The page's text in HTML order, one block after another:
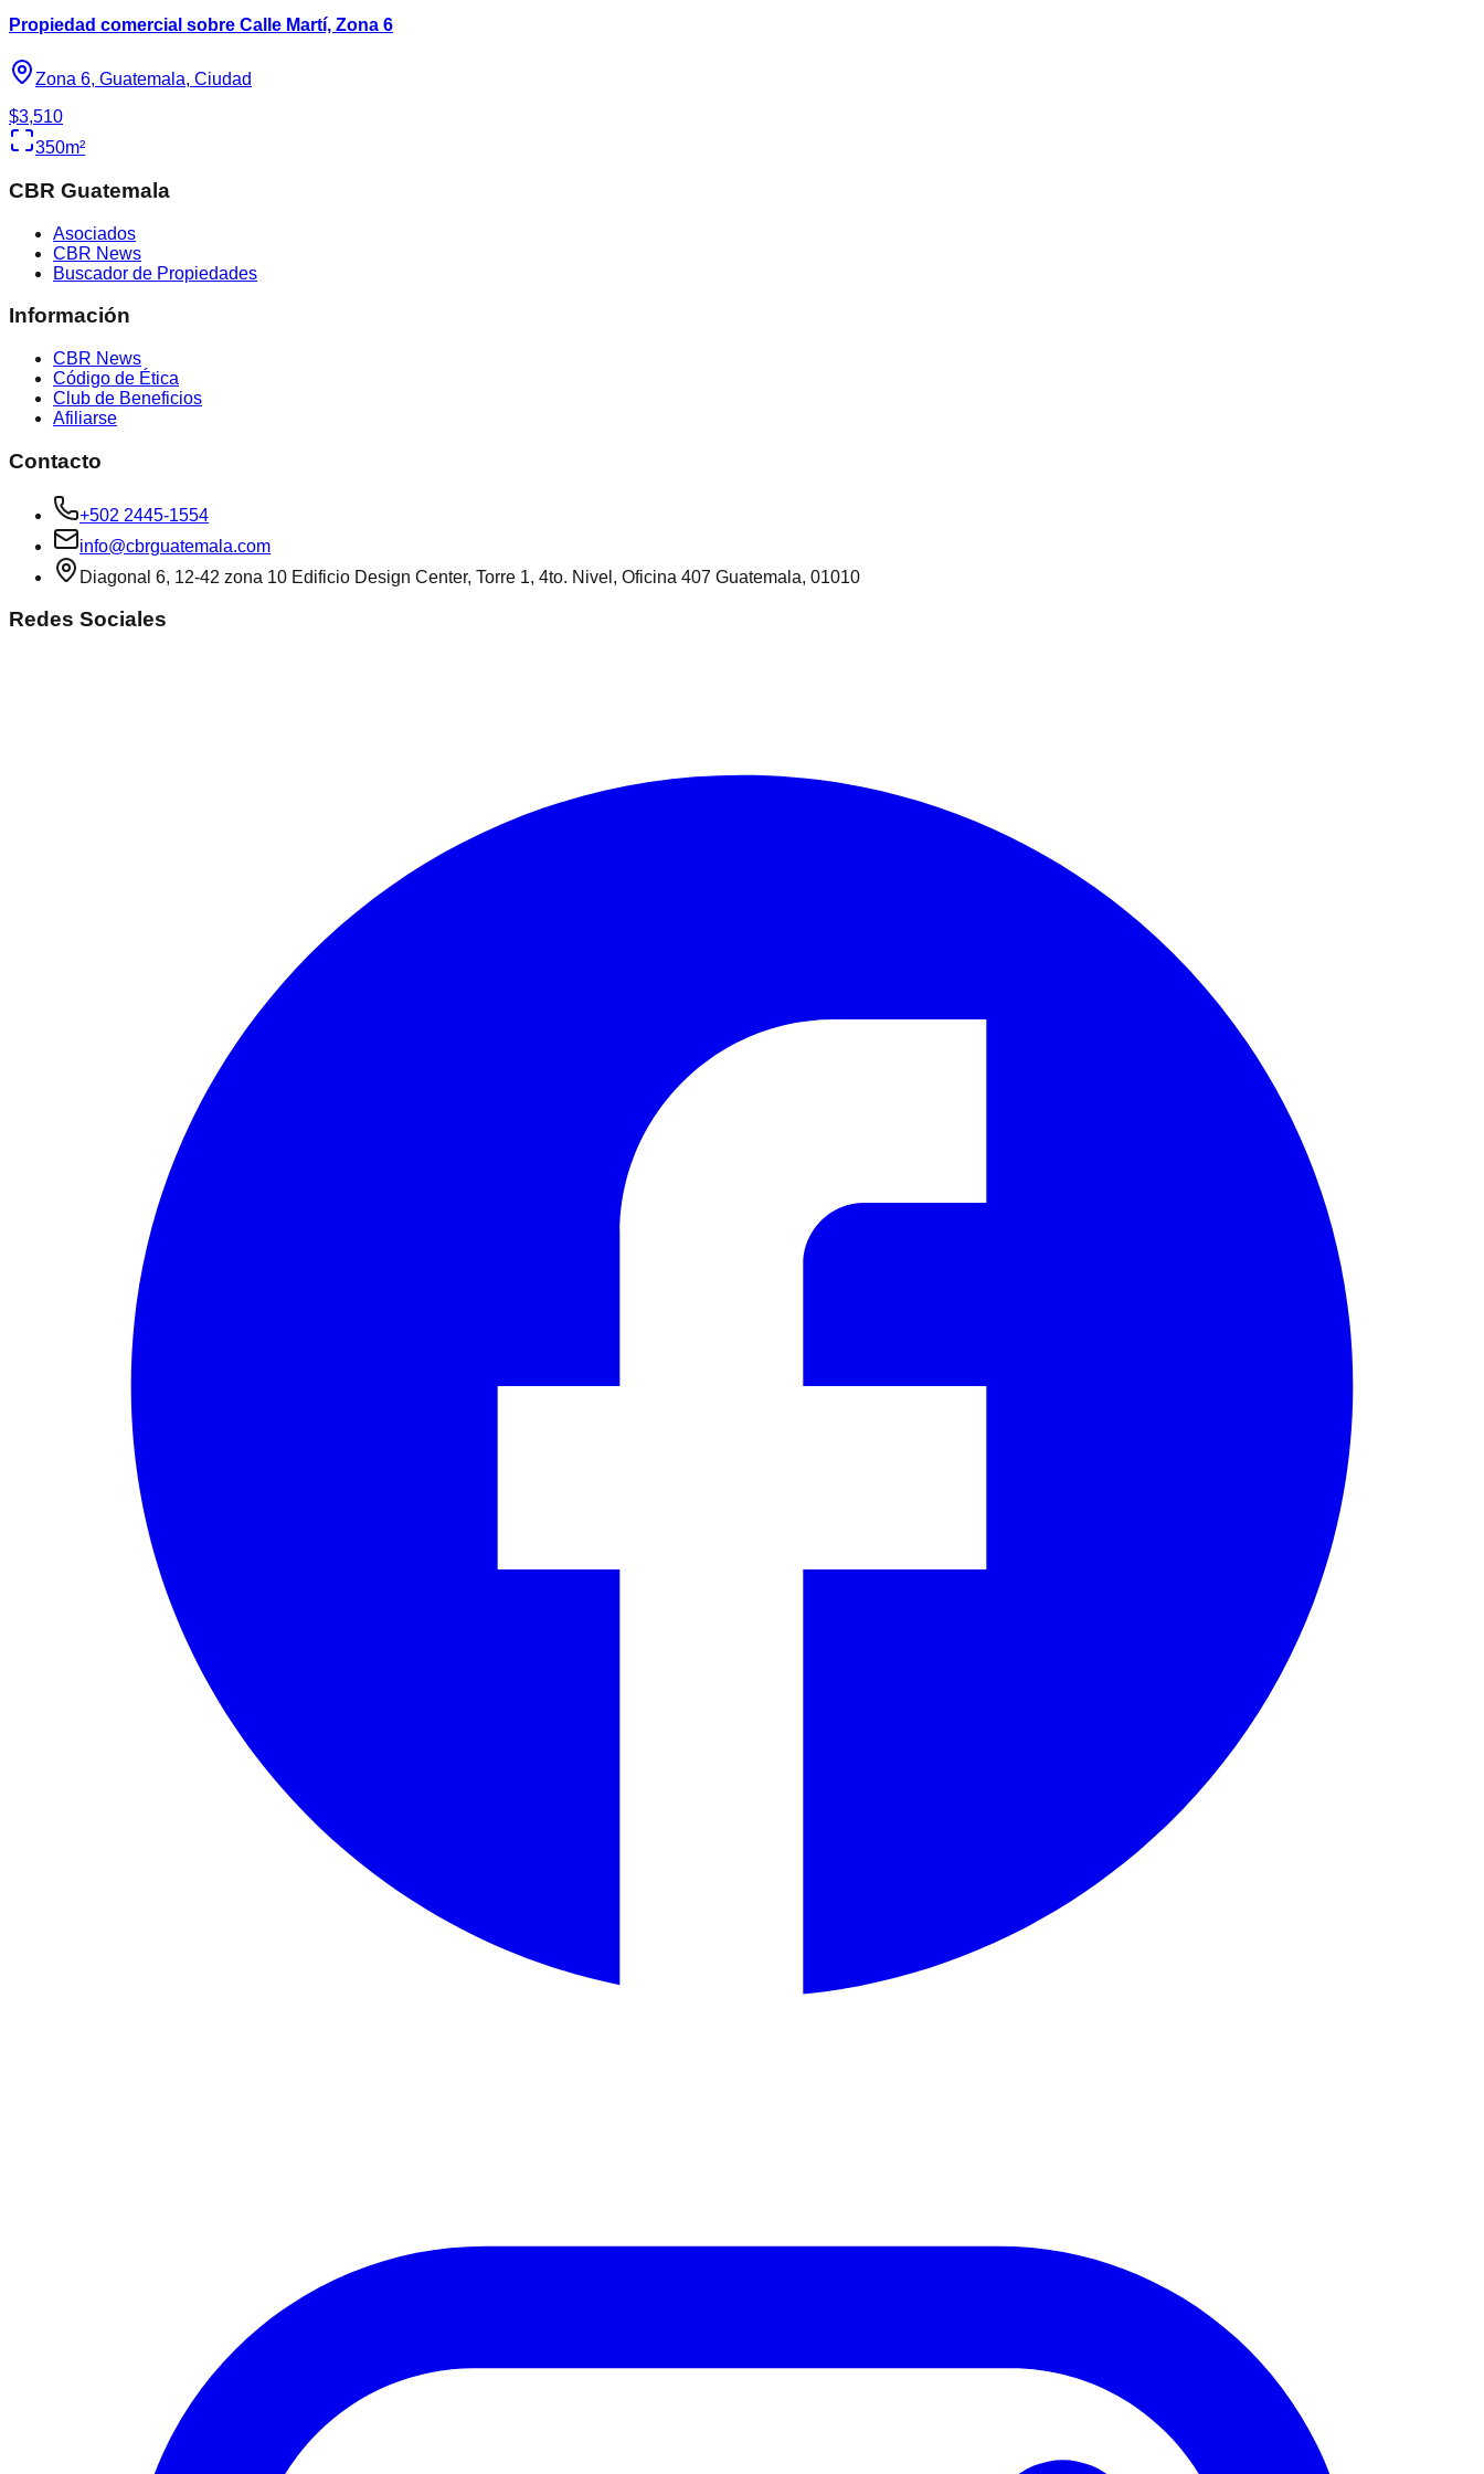
Propiedad comercial sobre Calle Martí, Zona 6
Zona 6, Guatemala, Ciudad
$3,510
350m²
CBR Guatemala
Asociados
CBR News
Buscador de Propiedades
Información
CBR News
Código de Ética
Club de Beneficios
Afiliarse
Contacto
+502 2445-1554
info@cbrguatemala.com
Diagonal 6, 12-42 zona 10 Edificio Design Center, Torre 1, 4to. Nivel, Oficina 407 Guatemala, 01010
Redes Sociales